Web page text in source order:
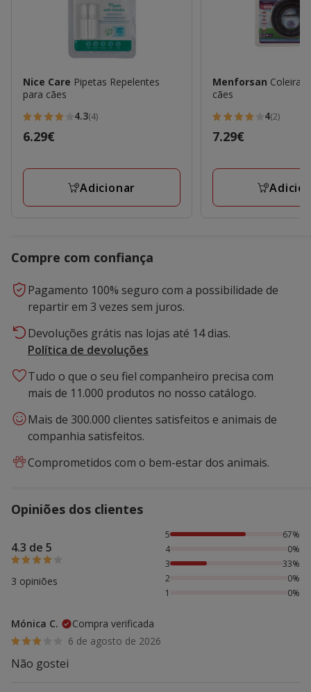
Nice Care Pipetas Repelentes
para cães
4.3
estrelas
4
avaliações
4.3(4)
Preço
6.29€
Adicionar
Menforsan Coleira
cães
4
estrelas
2
avaliações
4(2)
Preço
7.29€
Compre com confiança
Pagamento 100% seguro com a possibilidade de
repartir em 3 vezes sem juros.
Devoluções grátis nas lojas até 14 dias.
Política de devoluções
Tudo o que o seu fiel companheiro precisa com
mais de 11.000 produtos no nosso catálogo.
Mais de 300.000 clientes satisfeitos e animais de
companhia satisfeitos.
Comprometidos com o bem-estar dos animais.
Opiniões dos clientes
4.3 de 5
3 opiniões
67% das pessoas avaliaram com 5 estrelas, 33% das
5
67%
4
0%
3
33%
2
0%
1
0%
Mónica C.
Compra verificada
6 de agosto de 2026
Não gostei